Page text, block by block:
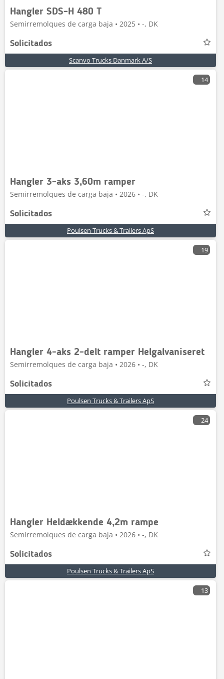
Hangler SDS-H 480 T
Semirremolques de carga baja • 2025 • -, DK
Solicitados
Scanvo Trucks Danmark A/S
14
Hangler 3-aks 3,60m ramper
Semirremolques de carga baja • 2026 • -, DK
Solicitados
Poulsen Trucks & Trailers ApS
19
Hangler 4-aks 2-delt ramper Helgalvaniseret
Semirremolques de carga baja • 2026 • -, DK
Solicitados
Poulsen Trucks & Trailers ApS
24
Hangler Heldækkende 4,2m rampe
Semirremolques de carga baja • 2026 • -, DK
Solicitados
Poulsen Trucks & Trailers ApS
13